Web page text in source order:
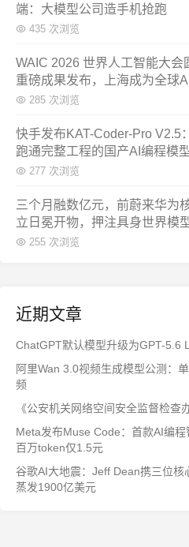
端：大模型公司造手机抢跑
435 次浏览
WAIC 2026 世界人工智能大会
重磅成果发布，上海成为全球
285 次浏览
快手发布KAT-Coder-Pro V2.5
跑通完整工程的国产AI编程模
277 次浏览
三个月融数亿元，前蔚来华为
立日冕开物，押注具身世界模
255 次浏览
近期文章
ChatGPT默认模型升级为GPT-5.6
阿里Wan 3.0视频生成模型公测：
频
《公安机关网络空间安全监督检
Meta发布Muse Code：首款AI编
百万token仅1.5元
谷歌AI大地震：Jeff Dean携三位核
蒸发1900亿美元